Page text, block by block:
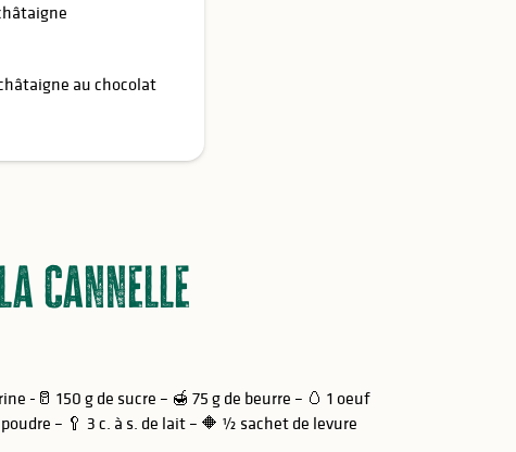
au chocolat
cannelle
-🥛 150 g de sucre – 🍯 75 g de beurre – 🥚 1 oeuf
– 🥄 3 c. à s. de lait – 🔶 ½ sachet de levure